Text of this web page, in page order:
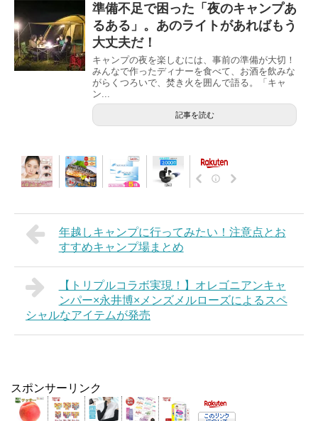
準備不足で困った「夜のキャンプあ
るある」。あのライトがあればもう
大丈夫だ！
キャンプの夜を楽しむには、事前の準備が大切！
みんなで作ったディナーを食べて、お酒を飲みな
がらくつろいで、焚き火を囲んで語る。「キャ
ン...
記事を読む
年越しキャンプに行ってみたい！注意点とお
すすめキャンプ場まとめ
【トリプルコラボ実現！】オレゴニアンキャ
ンパー×永井博×メンズメルローズによるスペ
シャルなアイテムが発売
スポンサーリンク